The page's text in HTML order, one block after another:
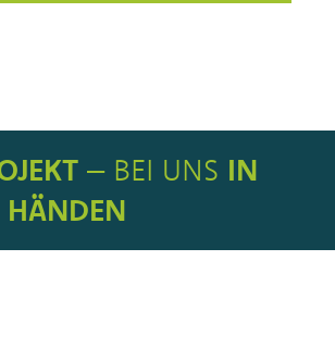
– BEI UNS IN
HÄNDEN